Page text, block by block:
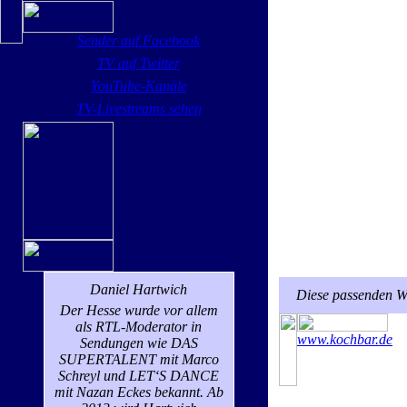
Sender auf Facebook
TV auf Twitter
YouTube-Kanäle
TV-Livestreams sehen
Daniel Hartwich
Der Hesse wurde vor allem
als RTL-Moderator in
Sendungen wie DAS
SUPERTALENT mit Marco
Schreyl und LET‘S DANCE
mit Nazan Eckes bekannt. Ab
Diese passenden
www.kochbar.de